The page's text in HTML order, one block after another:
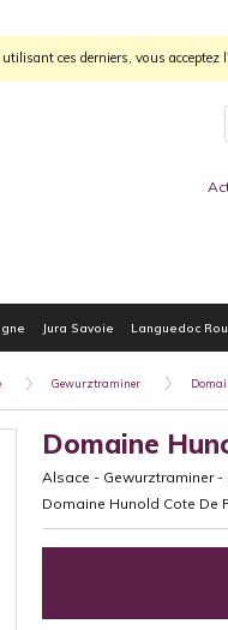
ces derniers, vous acceptez
Jura Savoie Languedoc
Gewurztraminer
Domaine
Alsace - Gewurztraminer-
Domaine Hunold Cote De